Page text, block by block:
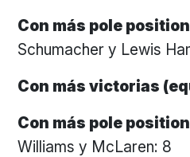
Con más pole
Schumacher y Lewis
Con más victorias
Con más pole
Williams y McLaren: 8